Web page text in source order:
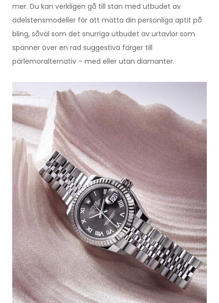
mer. Du kan verkligen gå till stan med utbudet av
ädelstensmodeller för att mätta din personliga aptit på
bling, såväl som det snurriga utbudet av urtavlor som
spänner över en rad suggestiva färger till
pärlemoralternativ – med eller utan diamanter.